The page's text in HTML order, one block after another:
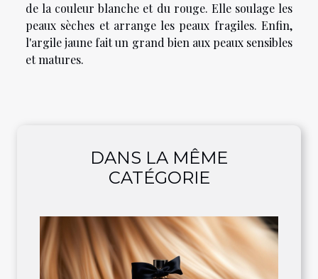
de la couleur blanche et du rouge. Elle soulage les
peaux sèches et arrange les peaux fragiles. Enfin,
l'argile jaune fait un grand bien aux peaux sensibles
et matures.
DANS LA MÊME
CATÉGORIE